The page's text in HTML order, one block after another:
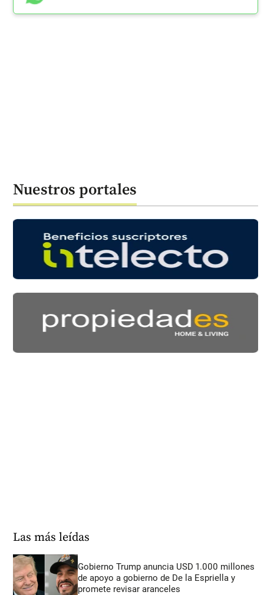
Nuestros portales
Las más leídas
Gobierno Trump anuncia USD 1.000 millones
de apoyo a gobierno de De la Espriella y
promete revisar aranceles